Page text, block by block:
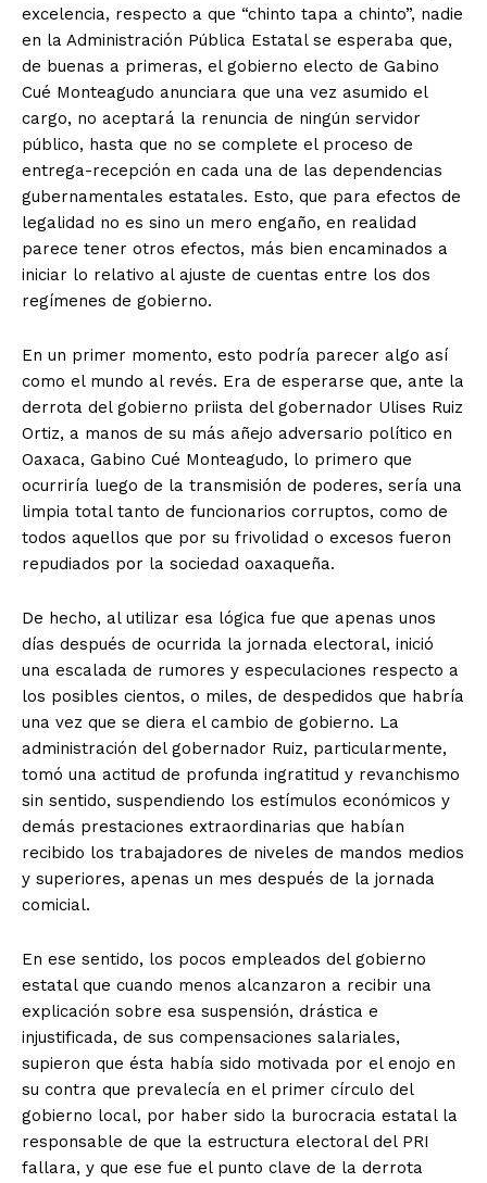
excelencia, respecto a que “chinto tapa a chinto”, nadie
en la Administración Pública Estatal se esperaba que,
de buenas a primeras, el gobierno electo de Gabino
Cué Monteagudo anunciara que una vez asumido el
cargo, no aceptará la renuncia de ningún servidor
público, hasta que no se complete el proceso de
entrega-recepción en cada una de las dependencias
gubernamentales estatales. Esto, que para efectos de
legalidad no es sino un mero engaño, en realidad
parece tener otros efectos, más bien encaminados a
iniciar lo relativo al ajuste de cuentas entre los dos
regímenes de gobierno.
En un primer momento, esto podría parecer algo así
como el mundo al revés. Era de esperarse que, ante la
derrota del gobierno priista del gobernador Ulises Ruiz
Ortiz, a manos de su más añejo adversario político en
Oaxaca, Gabino Cué Monteagudo, lo primero que
ocurriría luego de la transmisión de poderes, sería una
limpia total tanto de funcionarios corruptos, como de
todos aquellos que por su frivolidad o excesos fueron
repudiados por la sociedad oaxaqueña.
De hecho, al utilizar esa lógica fue que apenas unos
días después de ocurrida la jornada electoral, inició
una escalada de rumores y especulaciones respecto a
los posibles cientos, o miles, de despedidos que habría
una vez que se diera el cambio de gobierno. La
administración del gobernador Ruiz, particularmente,
tomó una actitud de profunda ingratitud y revanchismo
sin sentido, suspendiendo los estímulos económicos y
demás prestaciones extraordinarias que habían
recibido los trabajadores de niveles de mandos medios
y superiores, apenas un mes después de la jornada
comicial.
En ese sentido, los pocos empleados del gobierno
estatal que cuando menos alcanzaron a recibir una
explicación sobre esa suspensión, drástica e
injustificada, de sus compensaciones salariales,
supieron que ésta había sido motivada por el enojo en
su contra que prevalecía en el primer círculo del
gobierno local, por haber sido la burocracia estatal la
responsable de que la estructura electoral del PRI
fallara, y que ese fue el punto clave de la derrota